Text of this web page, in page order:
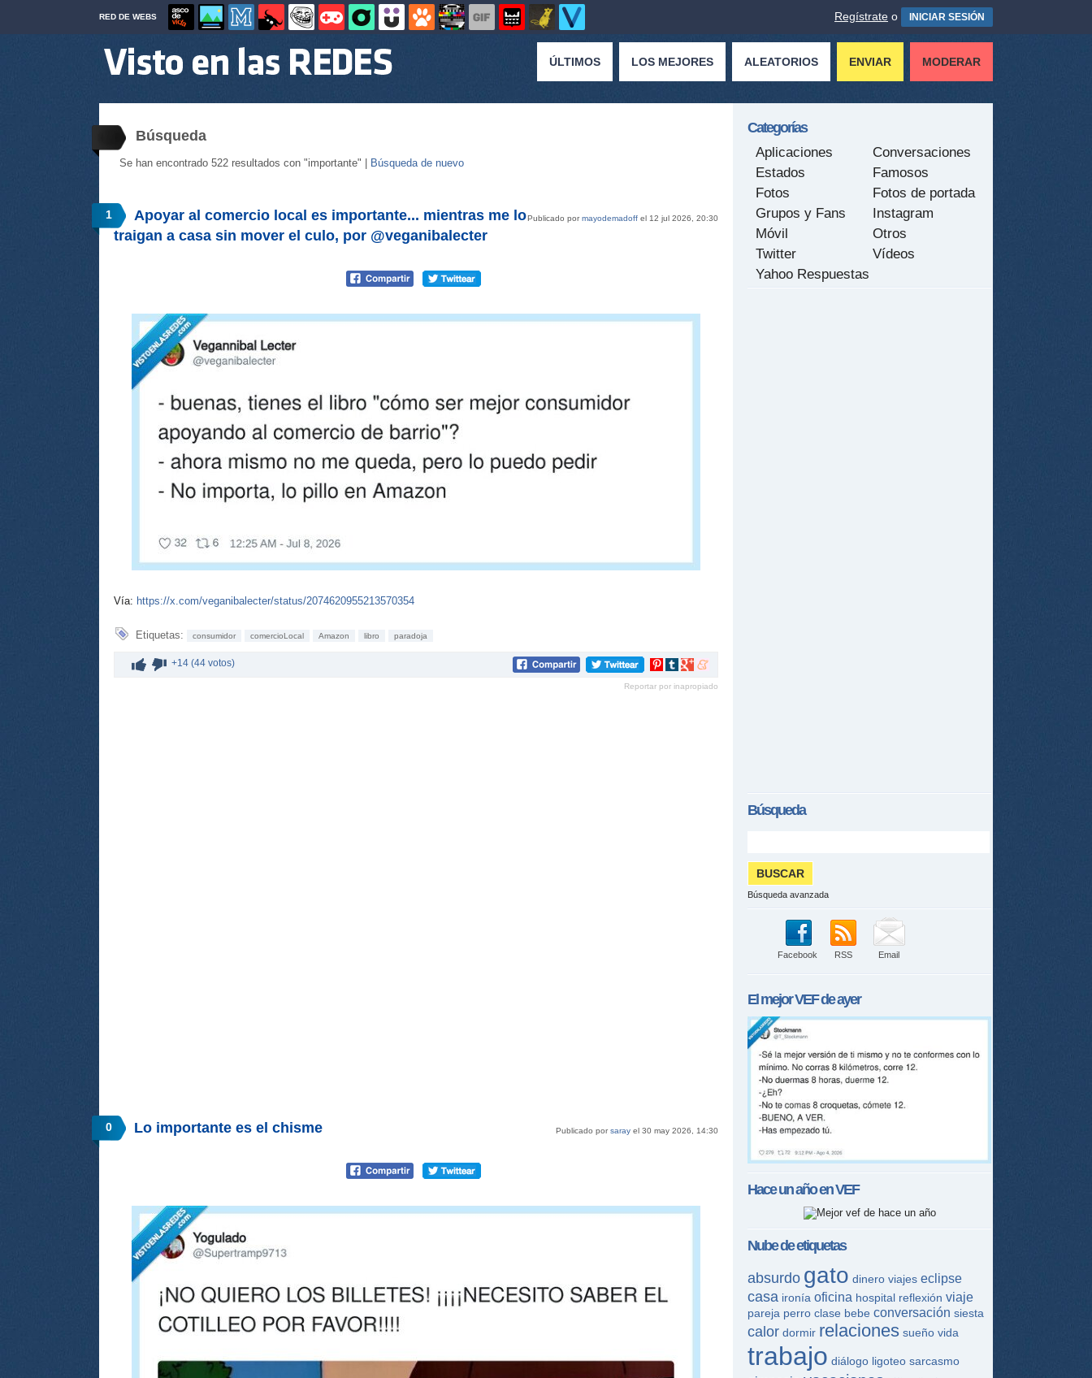
RED DE WEBS Regístrate o INICIAR SESIÓN
ÚLTIMOS LOS MEJORES ALEATORIOS ENVIAR MODERAR
Búsqueda
Se han encontrado 522 resultados con "importante" | Búsqueda de nuevo
1 Publicado pormayodemadoff el 12 jul 2026, 20:30
Apoyar al comercio local es importante... mientras me lo
traigan a casa sin mover el culo, por @veganibalecter
Vía: https://x.com/veganibalecter/status/2074620955213570354
Etiquetas: consumidor comercioLocal Amazon libro paradoja
+14 (44 votos)
Compartir
Pinterest
Compartir
tumblr
Compartir
Google+
Compartir
meneame
Reportar por inapropiado
0 Publicado porsaray el 30 may 2026, 14:30
Lo importante es el chisme
Categorías
Aplicaciones
Conversaciones
Estados
Famosos
Fotos
Fotos de portada
Grupos y Fans
Instagram
Móvil
Otros
Twitter
Vídeos
Yahoo Respuestas
Búsqueda
Búsqueda avanzada
Facebook RSS Email
El mejorVEFde ayer
Hace un año enVEF
Nube de etiquetas
absurdo gato dinero viajes eclipse
casa ironía oficina hospital reflexión viaje
pareja perro clase bebe conversación siesta
calor dormir relaciones sueño vida
trabajo diálogo ligoteo sarcasmo